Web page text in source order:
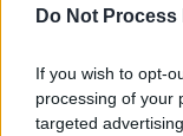
Do Not
If you wish to opt-
processing of your
targeted
înseamnă că
locali care sunt
direcționate prin
legătură, apoi